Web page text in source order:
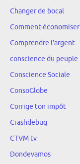
Changer de bocal
Comment-économiser
Comprendre l'argent
conscience du peuple
Conscience Sociale
ConsoGlobe
Corrige ton impôt
Crashdebug
CTVM tv
Dondevamos